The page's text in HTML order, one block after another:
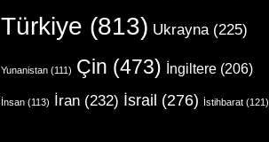
Türkiye (813) Ukrayna (225)
Yunanistan (111) Çin (473) İngiltere (206)
İnsan (113) İran (232) İsrail (276) İstihbarat (121)